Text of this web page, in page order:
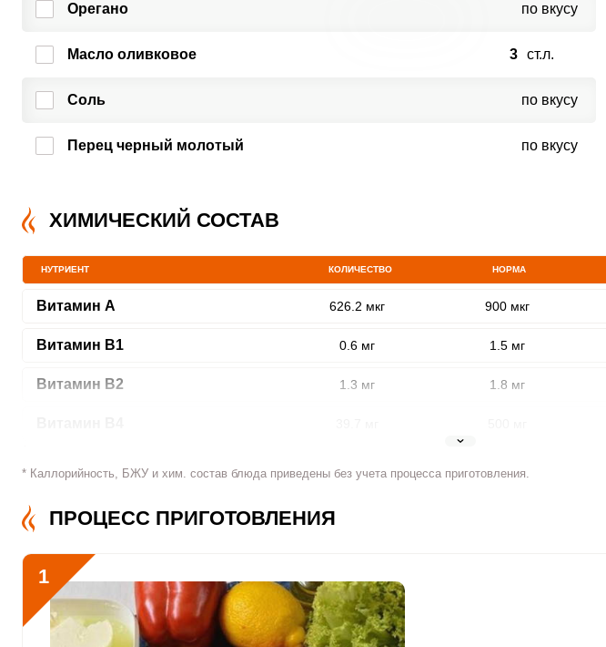
Орегано по вкусу
Масло оливковое 3 ст.л.
Соль по вкусу
Перец черный молотый по вкусу
ХИМИЧЕСКИЙ СОСТАВ
НУТРИЕНТ КОЛИЧЕСТВО НОРМА
Витамин A 626.2 мкг 900 мкг
Витамин В1 0.6 мг 1.5 мг
Витамин В2 1.3 мг 1.8 мг
Витамин В12 1.7 мкг
Витамин С 332.2 мкг
* Каллорийность, БЖУ и хим. состав блюда приведены без учета процесса приготовления.
ПРОЦЕСС ПРИГОТОВЛЕНИЯ
1